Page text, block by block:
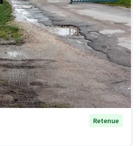
Retenue